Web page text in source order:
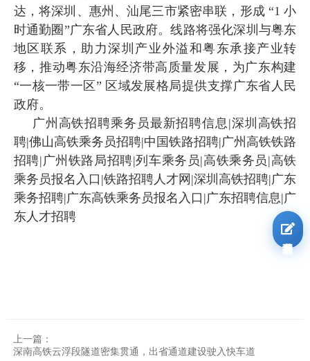
达，将深圳、惠州、汕尾三市紧密串联，形成 “1 小
时通勤圈”广东省人民政府。线路将强化深圳与粤东
地区联系，助力深圳产业外溢和粤东承接产业转
移，推动粤东沿海经济带高质量发展，为广东构建
“一核一带一区” 区域发展格局提供支撑广东省人民
政府。
广州高铁招聘乘务员最新招聘信息|深圳高铁招
聘|佛山高铁乘务员招聘|中国铁路招聘|广州高铁铁路
招聘|广州铁路局招聘|列车乘务员|高铁乘务员|高铁
乘务员报名入口|铁路招聘人才网|深圳高铁招聘|广东
乘务招聘|广东高铁乘务员报名入口|广东招聘信息|广
东人才招聘
上一篇：
深南高铁云浮段隧道密集贯通，出省通道建设驶入快车道
我要报名